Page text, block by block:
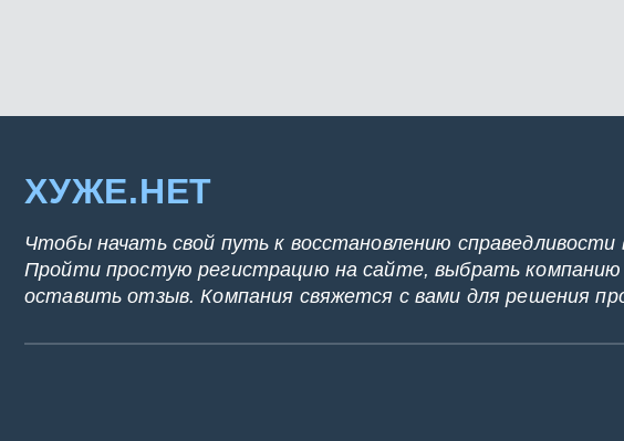
ХУЖЕ.НЕТ
Чтобы начать свой путь к восстановлению
Пройти простую регистрацию на сайте, выбрать компанию
оставить отзыв. Компания свяжется с вами для решения